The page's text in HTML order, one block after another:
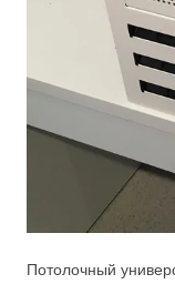
Потолочный
Послушать доклад
нашей
Мероприятие
выставки
Программа,
Контакты для